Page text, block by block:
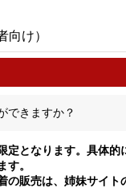
向け）
できますか？
定となります。具体
す。
の販売は、姉妹サイト